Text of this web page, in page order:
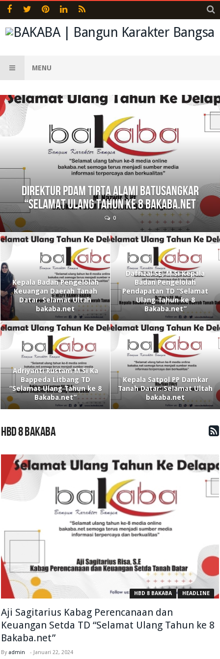
MENU
Direktur PDAM Tirta Alami Batusangkar
“Selamat Ulang Tahun ke 8 bakaba.net
0
Kepala Badan Pengelolah
Keuangan Daerah Tanah
Datar: Selamat Ultah
bakaba.net
Dafrizal SE, M.Si Kepala
Badan Pengelolah
Pendapatan TD “Selamat
Ulang Tahun ke 8
Bakaba.net”
Adriyanti Rustam M.Si Ka
Bappeda Litbang TD
“Selamat Ulang Tahun ke 8
Bakaba.net”
Kepala Satpol PP Damkar
Tanah Datar: Selamat Ultah
bakaba.net
HBD 8 BAKABA
HBD 8 BAKABA HEADLINE
Aji Sagitarius Kabag Perencanaan dan
Keuangan Setda TD “Selamat Ulang Tahun ke 8
Bakaba.net”
By admin - Januari 22, 2024